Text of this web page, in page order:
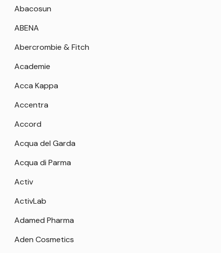
Abacosun
ABENA
Abercrombie & Fitch
Academie
Acca Kappa
Accentra
Accord
Acqua del Garda
Acqua di Parma
Activ
ActivLab
Adamed Pharma
Aden Cosmetics